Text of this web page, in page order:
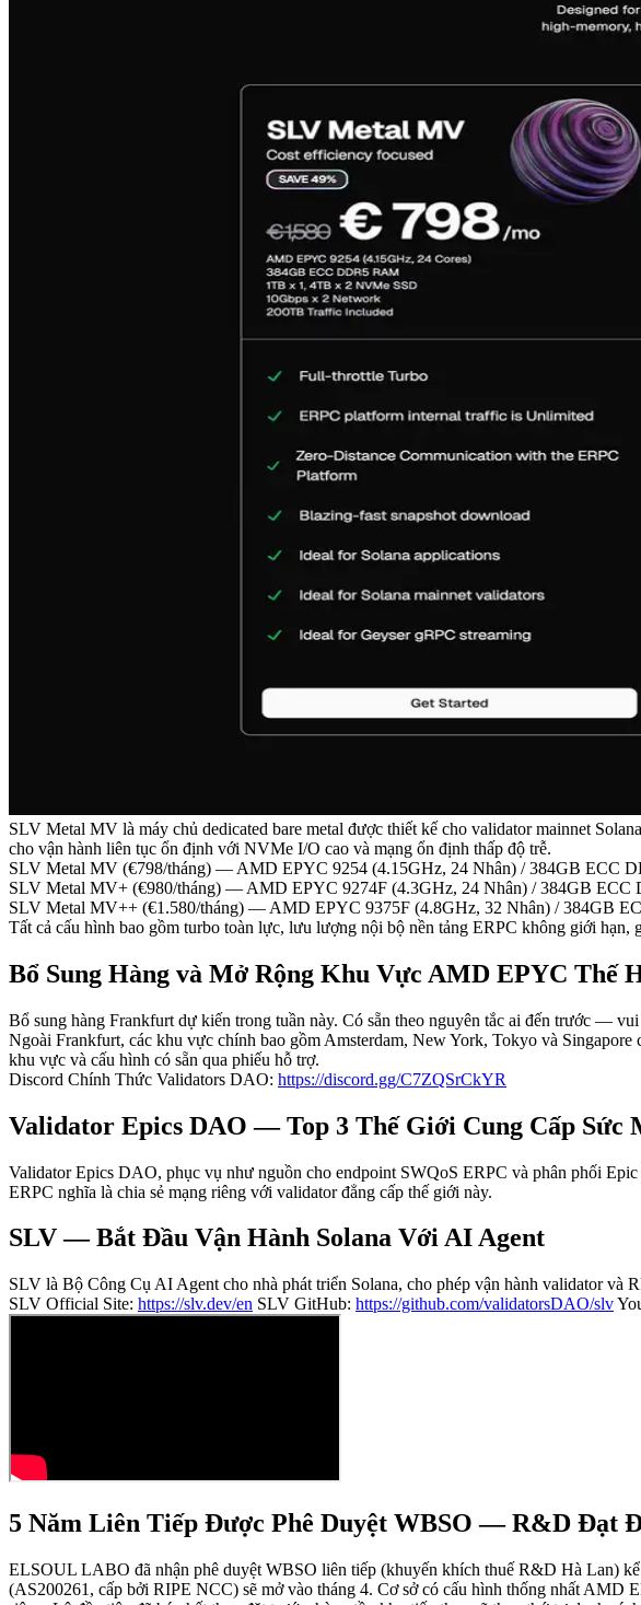
SLV Metal MV là máy chủ dedicated bare metal được thiết kế cho validator mainnet
cho vận hành liên tục ổn định với NVMe I/O cao và mạng ổn định thấp độ trễ.
SLV Metal MV (€798/tháng) — AMD EPYC 9254 (4.15GHz, 24 Nhân) / 384GB ECC
SLV Metal MV+ (€980/tháng) — AMD EPYC 9274F (4.3GHz, 24 Nhân) / 384GB
SLV Metal MV++ (€1.580/tháng) — AMD EPYC 9375F (4.8GHz, 32 Nhân) / 384GB
Tất cả cấu hình bao gồm turbo toàn lực, lưu lượng nội bộ nền tảng ERPC không giới hạn,
Bổ Sung Hàng và Mở Rộng Khu Vực AMD EPYC Thế
Bổ sung hàng Frankfurt dự kiến trong tuần này. Có sẵn theo nguyên tắc ai đến trước —
Ngoài Frankfurt, các khu vực chính bao gồm Amsterdam, New York, Tokyo và
khu vực và cấu hình có sẵn qua phiếu hỗ trợ.
Discord Chính Thức Validators DAO: https://discord.gg/C7ZQSrCkYR
Validator Epics DAO — Top 3 Thế Giới Cung Cấp Sức
Validator Epics DAO, phục vụ như nguồn cho endpoint SWQoS ERPC và phân phối
ERPC nghĩa là chia sẻ mạng riêng với validator đẳng cấp thế giới này.
SLV — Bắt Đầu Vận Hành Solana Với AI Agent
SLV là Bộ Công Cụ AI Agent cho nhà phát triển Solana, cho phép vận hành validator
SLV Official Site: https://slv.dev/en SLV GitHub: https://github.com/validatorsDAO/slv
5 Năm Liên Tiếp Được Phê Duyệt WBSO — R&D Đạt
ELSOUL LABO đã nhận phê duyệt WBSO liên tiếp (khuyến khích thuế R&D Hà Lan)
(AS200261, cấp bởi RIPE NCC) sẽ mở vào tháng 4. Cơ sở có cấu hình thống nhất